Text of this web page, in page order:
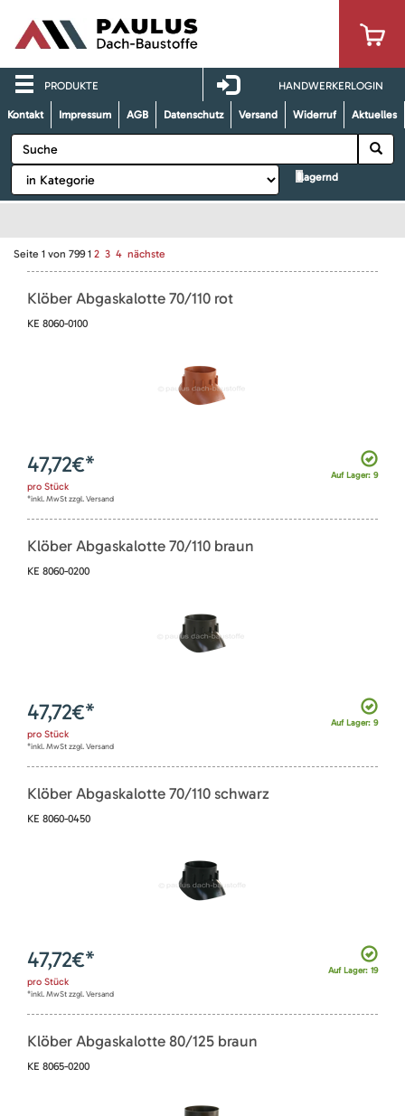
PRODUKTE HANDWERKERLOGIN
Kontakt Impressum AGB Datenschutz Versand Widerruf Aktuelles
lagernd
Seite 1 von 799 1 2 3 4 nächste
Klöber Abgaskalotte 70/110 rot
KE 8060-0100
Auf Lager: 9
47,72€*
pro Stück
*inkl. MwSt zzgl. Versand
Klöber Abgaskalotte 70/110 braun
KE 8060-0200
Auf Lager: 9
47,72€*
pro Stück
*inkl. MwSt zzgl. Versand
Klöber Abgaskalotte 70/110 schwarz
KE 8060-0450
Auf Lager: 19
47,72€*
pro Stück
*inkl. MwSt zzgl. Versand
Klöber Abgaskalotte 80/125 braun
KE 8065-0200